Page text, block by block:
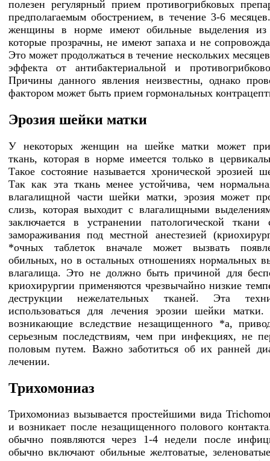
полезен регулярный прием противогрибковых
предполагаемым обострением, в течение 3-6
женщины в норме имеют обильные выделения из
которые прозрачны, не имеют запаха и не
Это может продолжаться в течение нескольких
эффекта от антибактериальной и
Причины данного явления неизвестны, однако
фактором может быть прием гормональных
Эрозия шейки матки
У некоторых женщин на шейке матки может
ткань, которая в норме имеется только в
Такое состояние называется хронической эрозией
Так как эта ткань менее устойчива, чем
влагалищной части шейки матки, эрозия может
слизь, которая выходит с влагалищными
заключается в устранении патологической
замораживания под местной анестезией
*очных таблеток вначале может вызвать
обильных, но в остальных отношениях нормальных
влагалища. Это не должно быть причиной для
криохирургии применяются чрезвычайно низкие
деструкции нежелательных тканей. Эта
использоваться для лечения эрозии шейки матки.
возникающие вследствие незащищенного *а,
серьезным последствиям, чем при инфекциях, не
половым путем. Важно заботиться об их ранней
лечении.
Трихомониаз
Трихомониаз вызывается простейшими вида
и возникает после незащищенного полового
обычно появляются через 1-4 недели после
обычно включают обильные желтоватые,